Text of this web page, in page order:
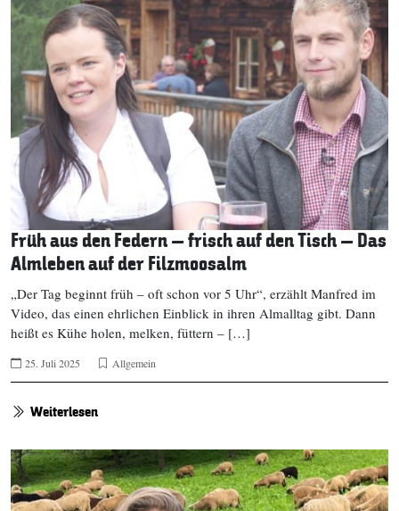
Früh aus den Federn – frisch auf den Tisch – Das
Almleben auf der Filzmoosalm
„Der Tag beginnt früh – oft schon vor 5 Uhr“, erzählt Manfred im
Video, das einen ehrlichen Einblick in ihren Almalltag gibt. Dann
heißt es Kühe holen, melken, füttern – […]
25. Juli 2025 Allgemein
Weiterlesen